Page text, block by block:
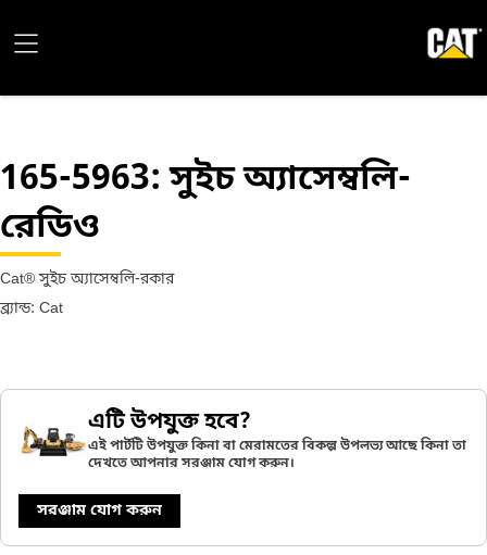
165-5963: সুইচ অ্যাসেম্বলি-
রেডিও
Cat® সুইচ অ্যাসেম্বলি-রকার
ব্র্যান্ড: Cat
এটি উপযুক্ত হবে?
এই পার্টটি উপযুক্ত কিনা বা মেরামতের বিকল্প উপলভ্য আছে কিনা তা
দেখতে আপনার সরঞ্জাম যোগ করুন।
সরঞ্জাম যোগ করুন